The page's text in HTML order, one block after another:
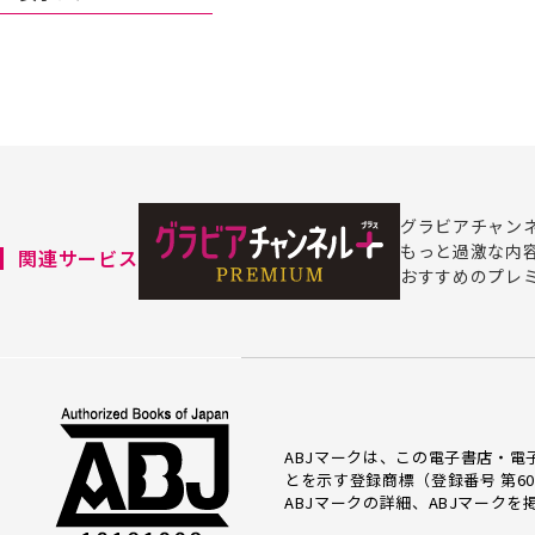
関連サービス
グラビアチャン
もっと過激な内
おすすめのプレ
ABJマークは、この電子書店・
とを示す登録商標（登録番号 第
ABJマークの詳細、ABJマークを